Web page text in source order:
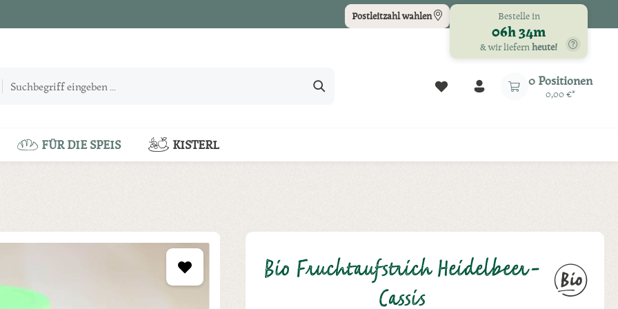
Postleitzahl wählen Bestelle in
06h 34m
& wir liefernheute!
Du hast 0 Produkte auf dem
0 Positionen
0,00 €*
FÜR DIE SPEIS KISTERL
Bio Fruchtaufstrich Heidelbeer-